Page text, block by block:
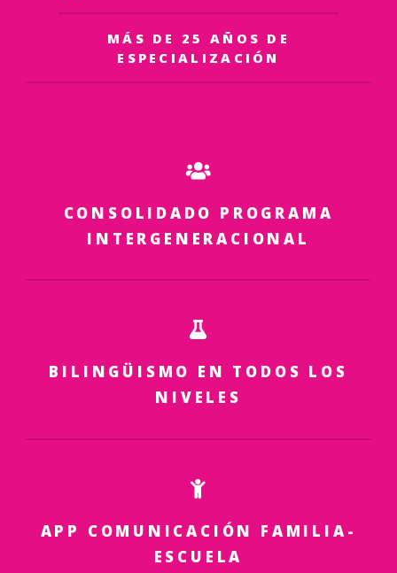
MÁS DE 25 AÑOS DE
ESPECIALIZACIÓN
CONSOLIDADO PROGRAMA
INTERGENERACIONAL
BILINGÜISMO EN TODOS LOS
NIVELES
APP COMUNICACIÓN FAMILIA-
ESCUELA